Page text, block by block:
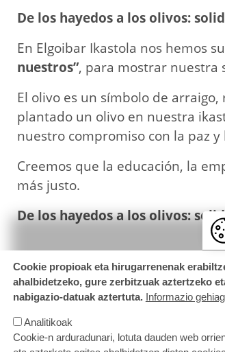
De los hayedos a los olivos:
En Elgoibar Ikastola nos hemos
nuestros”, para mostrar nuestra
El olivo es un símbolo de
plantado un olivo en nuestra
nuestro compromiso con la paz
Creemos que la educación, la
más justo.
De los hayedos a los olivos:
Cookie propioak eta hirugarrenenak
ahalbidetzeko, gure zerbitzuak aztertzeko
nabigazio-datuak aztertuta. Informazio
Analitikoak
Cookie-n arduradunari, lotuta dauden web